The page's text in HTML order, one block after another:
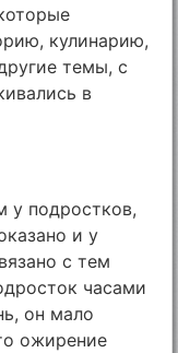
кулинарию,
темы, с
в
у подростков,
и у
с тем
часами
он мало
ожирение